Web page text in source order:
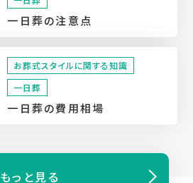
一日葬の注意点
お葬式スタイルに関する知識
一日葬
一日葬の費用相場
もっと⾒る